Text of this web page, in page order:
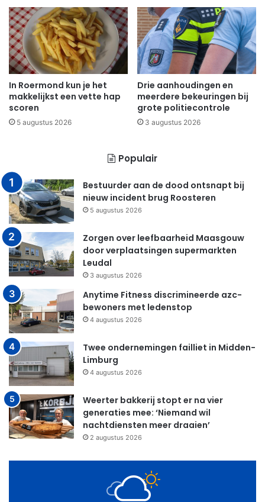
In Roermond kun je het
makkelijkst een vette hap
scoren
5 augustus 2026
Drie aanhoudingen en
meerdere bekeuringen bij
grote politiecontrole
3 augustus 2026
Populair
Bestuurder aan de dood ontsnapt bij
nieuw incident brug Roosteren
5 augustus 2026
Zorgen over leefbaarheid Maasgouw
door verplaatsingen supermarkten
Leudal
3 augustus 2026
Anytime Fitness discrimineerde azc-
bewoners met ledenstop
4 augustus 2026
Twee ondernemingen failliet in Midden-
Limburg
4 augustus 2026
Weerter bakkerij stopt er na vier
generaties mee: ‘Niemand wil
nachtdiensten meer draaien’
2 augustus 2026